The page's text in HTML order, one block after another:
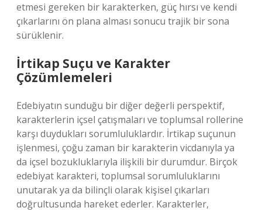
etmesi gereken bir karakterken, güç hırsı ve kendi
çıkarlarını ön plana alması sonucu trajik bir sona
sürüklenir.
İrtikap Suçu ve Karakter
Çözümlemeleri
Edebiyatın sunduğu bir diğer değerli perspektif,
karakterlerin içsel çatışmaları ve toplumsal rollerine
karşı duydukları sorumluluklardır. İrtikap suçunun
işlenmesi, çoğu zaman bir karakterin vicdanıyla ya
da içsel bozukluklarıyla ilişkili bir durumdur. Birçok
edebiyat karakteri, toplumsal sorumluluklarını
unutarak ya da bilinçli olarak kişisel çıkarları
doğrultusunda hareket ederler. Karakterler,